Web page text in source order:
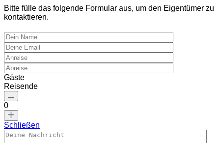
Bitte fülle das folgende Formular aus, um den Eigentümer zu
kontaktieren.
Gäste
Reisende
0
Schließen